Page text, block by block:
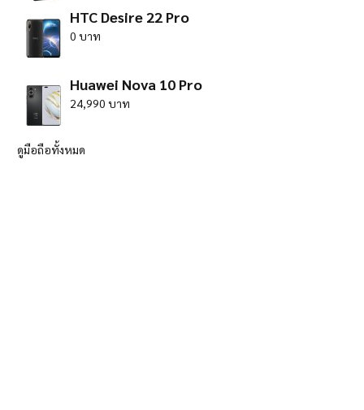
HTC Desire 22 Pro
0 บาท
Huawei Nova 10 Pro
24,990 บาท
ดูมือถือทั้งหมด